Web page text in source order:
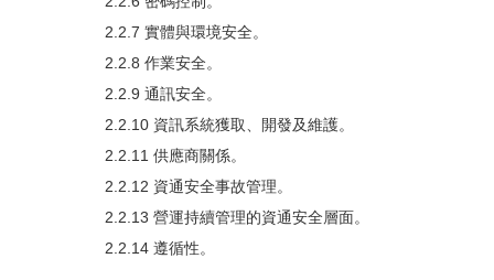
2.2.7 實體與環境安全。
2.2.8 作業安全。
2.2.9 通訊安全。
2.2.10 資訊系統獲取、開發及維護。
2.2.11 供應商關係。
2.2.12 資通安全事故管理。
2.2.13 營運持續管理的資通安全層面。
2.2.14 遵循性。